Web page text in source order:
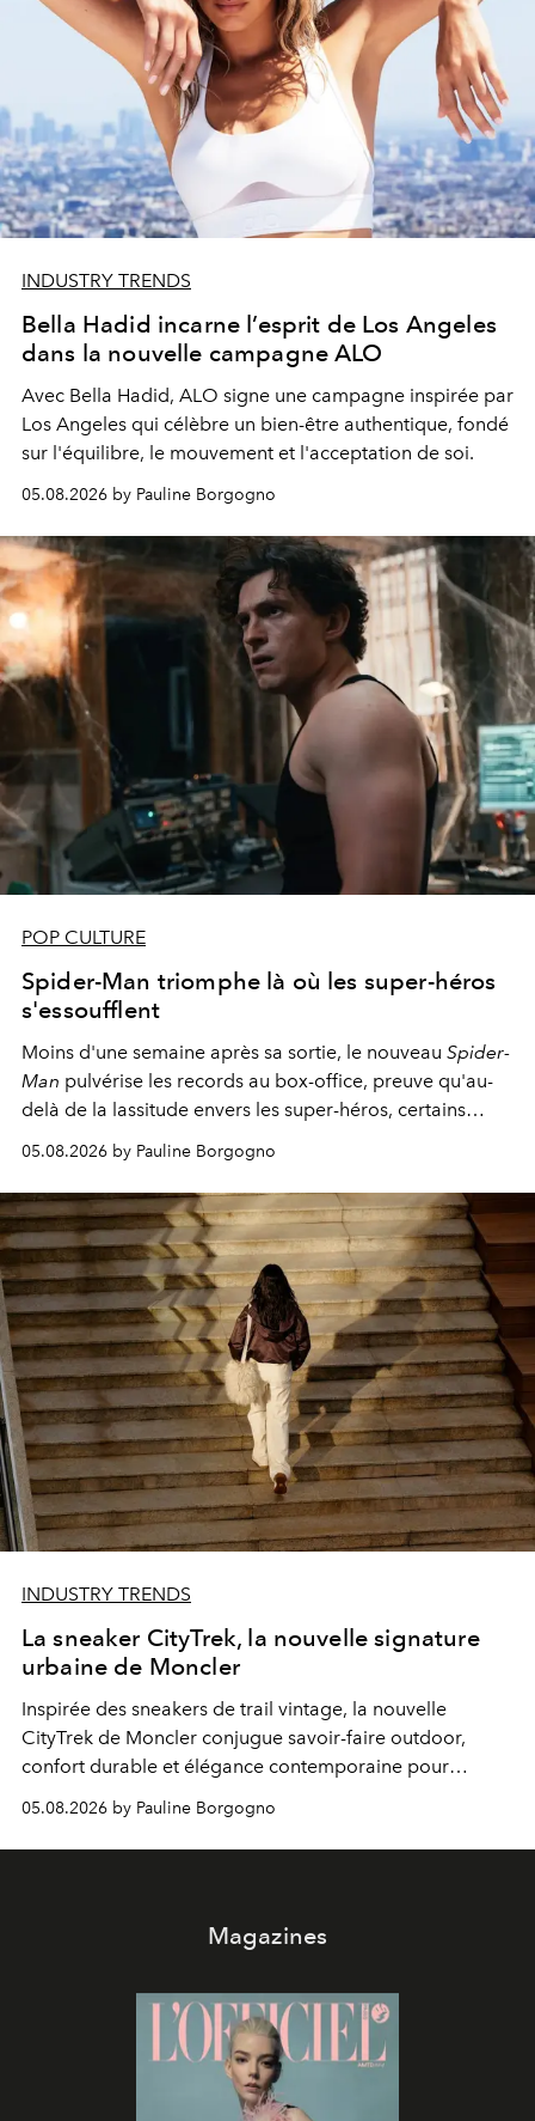
INDUSTRY TRENDS
Bella Hadid incarne l’esprit de Los Angeles
dans la nouvelle campagne ALO
Avec Bella Hadid, ALO signe une campagne inspirée par
Los Angeles qui célèbre un bien-être authentique, fondé
sur l'équilibre, le mouvement et l'acceptation de soi.
05.08.2026 by Pauline Borgogno
POP CULTURE
Spider-Man triomphe là où les super-héros
s'essoufflent
Moins d'une semaine après sa sortie, le nouveau Spider-
Man pulvérise les records au box-office, preuve qu'au-
delà de la lassitude envers les super-héros, certains
personnages continuent de susciter une ferveur intacte.
05.08.2026 by Pauline Borgogno
INDUSTRY TRENDS
La sneaker CityTrek, la nouvelle signature
urbaine de Moncler
Inspirée des sneakers de trail vintage, la nouvelle
CityTrek de Moncler conjugue savoir-faire outdoor,
confort durable et élégance contemporaine pour
accompagner les explorations du quotidien.
05.08.2026 by Pauline Borgogno
Magazines